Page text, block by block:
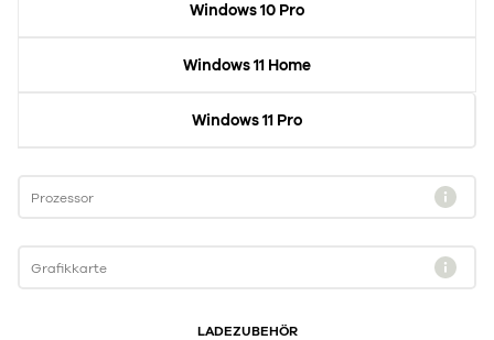
Windows 10 Pro
Windows 11 Home
Windows 11 Pro
Prozessor
Grafikkarte
LADEZUBEHÖR